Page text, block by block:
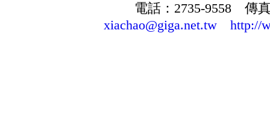
電話：2735-9558 傳
xiachao@giga.net.tw
http://